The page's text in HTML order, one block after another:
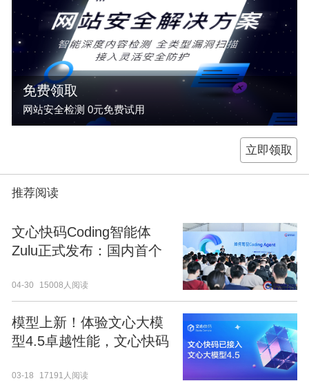
免费领取
网站安全检测 0元免费试用
立即领取
推荐阅读
文心快码Coding智能体
Zulu正式发布：国内首个
04-30 15008人阅读
模型上新！体验文心大模
型4.5卓越性能，文心快码
03-18 17191人阅读